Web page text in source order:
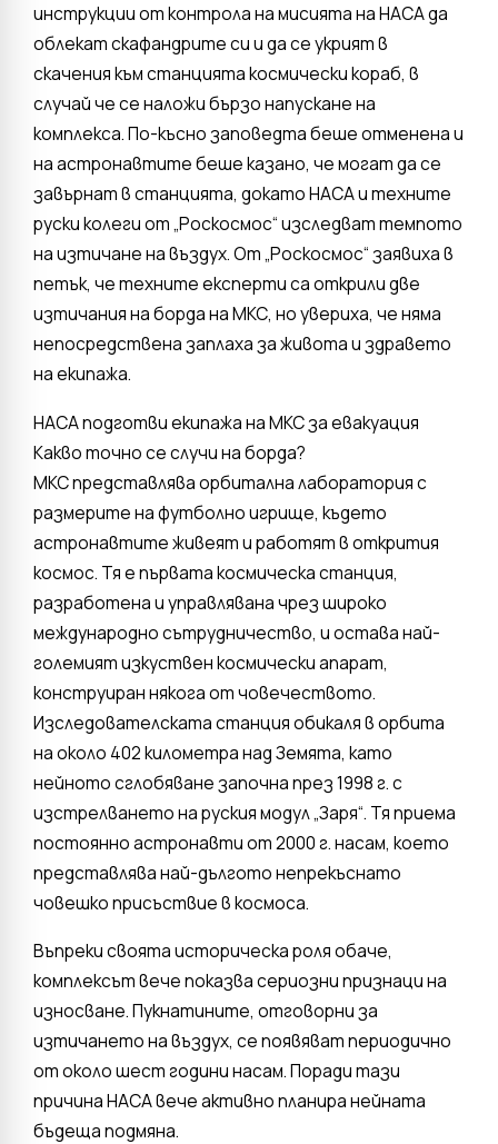
инструкции от контрола на мисията на НАСА да
облекат скафандрите си и да се укрият в
скачения към станцията космически кораб, в
случай че се наложи бързо напускане на
комплекса. По-късно заповедта беше отменена и
на астронавтите беше казано, че могат да се
завърнат в станцията, докато НАСА и техните
руски колеги от „Роскосмос“ изследват темпото
на изтичане на въздух. От „Роскосмос“ заявиха в
петък, че техните експерти са открили две
изтичания на борда на МКС, но увериха, че няма
непосредствена заплаха за живота и здравето
на екипажа.
НАСА подготви екипажа на МКС за евакуация
Какво точно се случи на борда?
МКС представлява орбитална лаборатория с
размерите на футболно игрище, където
астронавтите живеят и работят в открития
космос. Тя е първата космическа станция,
разработена и управлявана чрез широко
международно сътрудничество, и остава най-
големият изкуствен космически апарат,
конструиран някога от човечеството.
Изследователската станция обикаля в орбита
на около 402 километра над Земята, като
нейното сглобяване започна през 1998 г. с
изстрелването на руския модул „Заря“. Тя приема
постоянно астронавти от 2000 г. насам, което
представлява най-дългото непрекъснато
човешко присъствие в космоса.
Въпреки своята историческа роля обаче,
комплексът вече показва сериозни признаци на
износване. Пукнатините, отговорни за
изтичането на въздух, се появяват периодично
от около шест години насам. Поради тази
причина НАСА вече активно планира нейната
бъдеща подмяна.